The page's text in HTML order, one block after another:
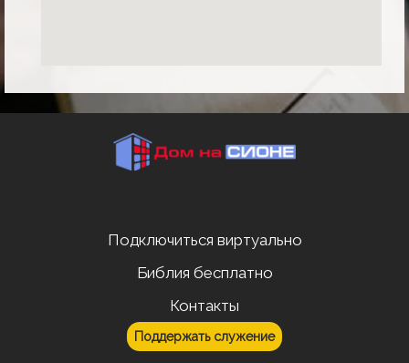
Подключиться виртуально
Библия бесплатно
Контакты
Поддержать служение